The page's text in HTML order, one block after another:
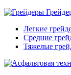
Легкие
Средние
Тяжелые